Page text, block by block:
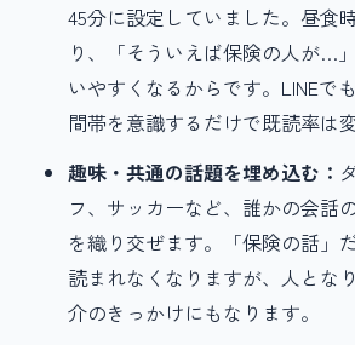
45分に設定していました。昼食
り、「そういえば保険の人が…
いやすくなるからです。LINEで
間帯を意識するだけで既読率は
趣味・共通の話題を埋め込む：
フ、サッカーなど、誰かの会話
を織り交ぜます。「保険の話」
読まれなくなりますが、人とな
介のきっかけにもなります。